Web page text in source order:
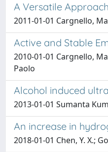
A Versatile
2011-01-01 Cargnello,
Active and Stable
2010-01-01 Cargnello,
Paolo
Alcohol induced
2013-01-01 Sumanta
An increase in
2018-01-01 Chen, Y. X.;